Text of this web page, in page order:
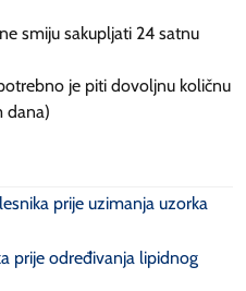
smiju sakupljati 24 satnu
je piti dovoljnu količnu
dana)
prije uzimanja uzorka
prije određivanja lipidnog